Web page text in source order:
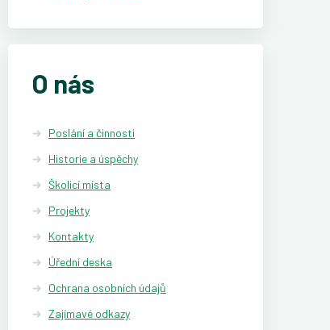
O nás
Poslání a činnosti
Historie a úspěchy
Školicí místa
Projekty
Kontakty
Úřední deska
Ochrana osobních údajů
Zajímavé odkazy